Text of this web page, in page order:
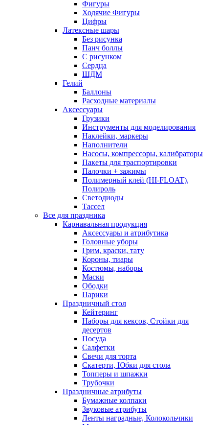
Фигуры
Ходячие Фигуры
Цифры
Латексные шары
Без рисунка
Панч боллы
С рисунком
Сердца
ШДМ
Гелий
Баллоны
Расходные материалы
Аксессуары
Грузики
Инструменты для моделирования
Наклейки, маркеры
Наполнители
Насосы, компрессоры, калибраторы
Пакеты для траспортировки
Палочки + зажимы
Полимерный клей (HI-FLOAT),
Полироль
Светодиоды
Тассел
Все для праздника
Карнавальная продукция
Аксессуары и атрибутика
Головные уборы
Грим, краски, тату
Короны, тиары
Костюмы, наборы
Маски
Ободки
Парики
Праздничный стол
Кейтеринг
Наборы для кексов, Стойки для
десертов
Посуда
Салфетки
Свечи для торта
Скатерти, Юбки для стола
Топперы и шпажки
Трубочки
Праздничные атрибуты
Бумажные колпаки
Звуковые атрибуты
Ленты наградные, Колокольчики